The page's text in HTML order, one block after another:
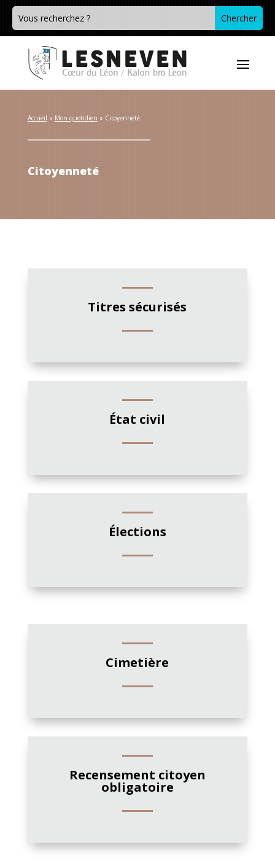
Accueil » Mon quotidien » Citoyenneté
Citoyenneté
Titres sécurisés
État civil
Élections
Cimetière
Recensement citoyen
obligatoire